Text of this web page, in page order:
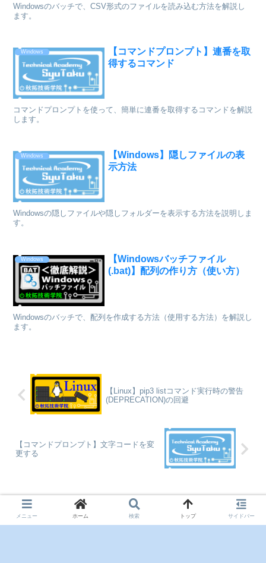
Windowsのバッチで、CSV形式のファイルを読み込む方法を解説し
ます。
Windows
【コマンドプロンプト】連番を取
得するコマンド
コマンドプロンプトを使って、簡単に連番を取得するコマンドを解説
します。
Windows
【Windows】隠しファイルの表
示方法
Windowsの隠しファイルや隠しフォルダーを表示する方法を説明しま
す。
Windows
【Windowsバッチファイル
(.bat)】配列の作り方（使い方）
Windowsのバッチで、配列を作成する方法（使用する方法）を解説し
ます。
【Linux】pip3 listコマンド実行時の警告
(DEPRECATION)の回避
【コマンドプロンプト】文字コードを変
更する
コメント
メニュー ホーム 検索 トップ サイドバー